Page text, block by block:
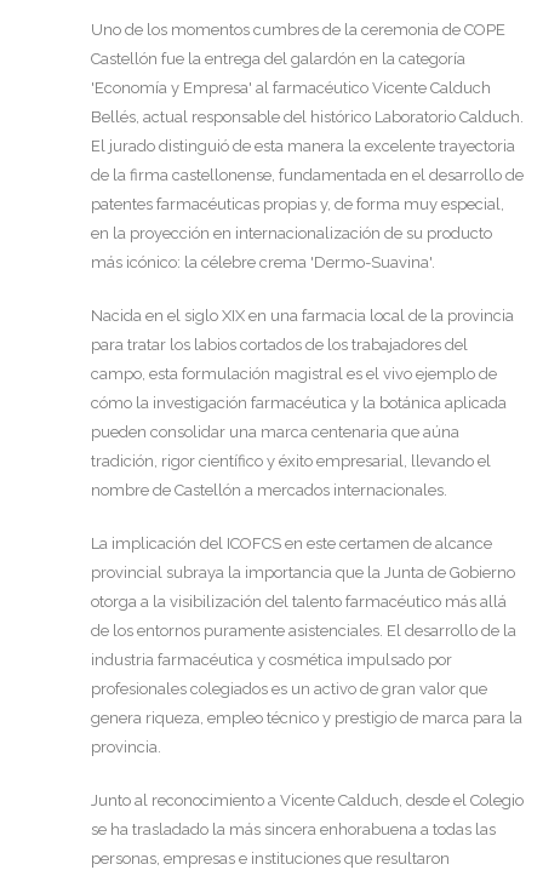
Uno de los momentos cumbres de la ceremonia de COPE
Castellón fue la entrega del galardón en la categoría
'Economía y Empresa' al farmacéutico Vicente Calduch
Bellés, actual responsable del histórico Laboratorio Calduch.
El jurado distinguió de esta manera la excelente trayectoria
de la firma castellonense, fundamentada en el desarrollo de
patentes farmacéuticas propias y, de forma muy especial,
en la proyección en internacionalización de su producto
más icónico: la célebre crema 'Dermo-Suavina'.
Nacida en el siglo XIX en una farmacia local de la provincia
para tratar los labios cortados de los trabajadores del
campo, esta formulación magistral es el vivo ejemplo de
cómo la investigación farmacéutica y la botánica aplicada
pueden consolidar una marca centenaria que aúna
tradición, rigor científico y éxito empresarial, llevando el
nombre de Castellón a mercados internacionales.
La implicación del ICOFCS en este certamen de alcance
provincial subraya la importancia que la Junta de Gobierno
otorga a la visibilización del talento farmacéutico más allá
de los entornos puramente asistenciales. El desarrollo de la
industria farmacéutica y cosmética impulsado por
profesionales colegiados es un activo de gran valor que
genera riqueza, empleo técnico y prestigio de marca para la
provincia.
Junto al reconocimiento a Vicente Calduch, desde el Colegio
se ha trasladado la más sincera enhorabuena a todas las
personas, empresas e instituciones que resultaron